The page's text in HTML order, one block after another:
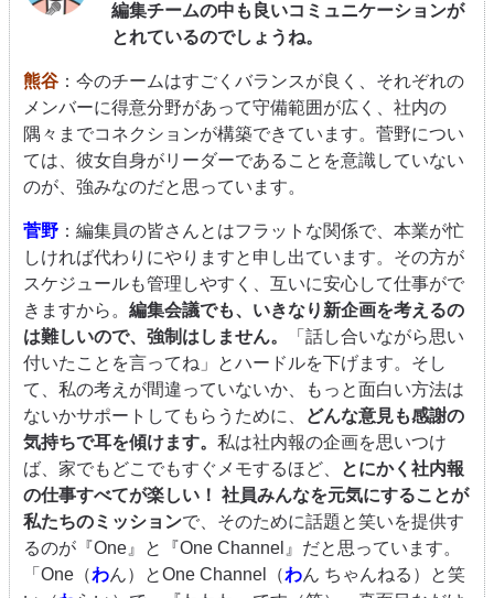
編集チームの中も良いコミュニケーションが
とれているのでしょうね。
熊谷 ：今のチームはすごくバランスが良く、それぞれの
メンバーに得意分野があって守備範囲が広く、社内の
隅々までコネクションが構築できています。菅野につい
ては、彼女自身がリーダーであることを意識していない
のが、強みなのだと思っています。
菅野 ：編集員の皆さんとはフラットな関係で、本業が忙
しければ代わりにやりますと申し出ています。その方が
スケジュールも管理しやすく、互いに安心して仕事がで
きますから。 編集会議でも、いきなり新企画を考えるの
は難しいので、強制はしません。
「話し合いながら思い
付いたことを言ってね」とハードルを下げます。そし
て、私の考えが間違っていないか、もっと面白い方法は
ないかサポートしてもらうために、
どんな意見も感謝の
気持ちで耳を傾けます。 私は社内報の企画を思いつけ
ば、家でもどこでもすぐメモするほど、
とにかく社内報
の仕事すべてが楽しい！ 社員みんなを元気にすることが
私たちのミッションで、そのために話題と笑いを提供す
るのが『One』と『One Channel』だと思っています。
「One（わん）とOne Channel（わん ちゃんねる）と笑